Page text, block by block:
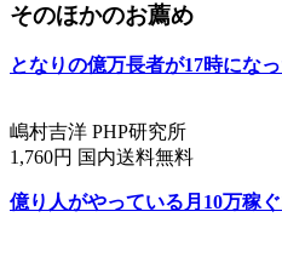
そのほかのお薦め
となりの億万長者が17時にな
嶋村吉洋 PHP研究所
1,760円 国内送料無料
億り人がやっている月10万稼